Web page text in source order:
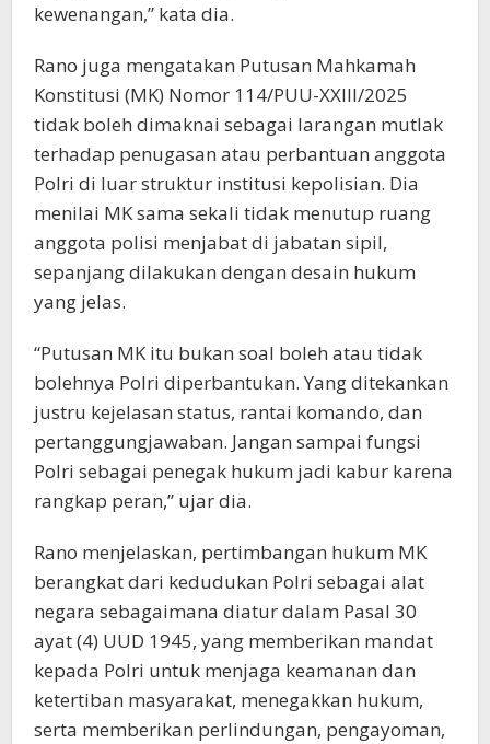
kewenangan,” kata dia.
Rano juga mengatakan Putusan Mahkamah
Konstitusi (MK) Nomor 114/PUU-XXIII/2025
tidak boleh dimaknai sebagai larangan mutlak
terhadap penugasan atau perbantuan anggota
Polri di luar struktur institusi kepolisian. Dia
menilai MK sama sekali tidak menutup ruang
anggota polisi menjabat di jabatan sipil,
sepanjang dilakukan dengan desain hukum
yang jelas.
“Putusan MK itu bukan soal boleh atau tidak
bolehnya Polri diperbantukan. Yang ditekankan
justru kejelasan status, rantai komando, dan
pertanggungjawaban. Jangan sampai fungsi
Polri sebagai penegak hukum jadi kabur karena
rangkap peran,” ujar dia.
Rano menjelaskan, pertimbangan hukum MK
berangkat dari kedudukan Polri sebagai alat
negara sebagaimana diatur dalam Pasal 30
ayat (4) UUD 1945, yang memberikan mandat
kepada Polri untuk menjaga keamanan dan
ketertiban masyarakat, menegakkan hukum,
serta memberikan perlindungan, pengayoman,